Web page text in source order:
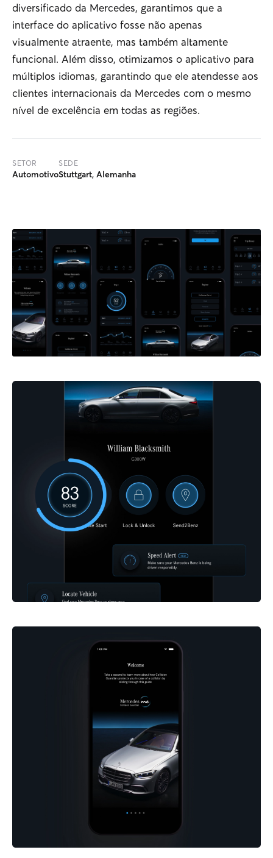
diversificado da Mercedes, garantimos que a
interface do aplicativo fosse não apenas
visualmente atraente, mas também altamente
funcional. Além disso, otimizamos o aplicativo para
múltiplos idiomas, garantindo que ele atendesse aos
clientes internacionais da Mercedes com o mesmo
nível de excelência em todas as regiões.
SETOR
Automotivo
SEDE
Stuttgart, Alemanha